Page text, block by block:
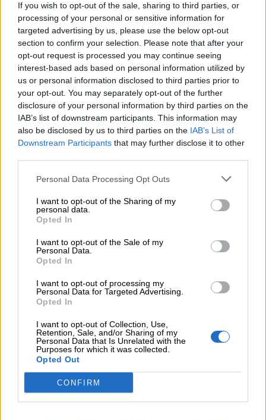
If you wish to opt-out of the sale, sharing to third parties, or
processing of your personal or sensitive information for
targeted advertising by us, please use the below opt-out
section to confirm your selection. Please note that after your
opt-out request is processed you may continue seeing
interest-based ads based on personal information utilized by
us or personal information disclosed to third parties prior to
your opt-out. You may separately opt-out of the further
disclosure of your personal information by third parties on the
IAB’s list of downstream participants. This information may
also be disclosed by us to third parties on the IAB’s List of
Downstream Participants that may further disclose it to other
Personal Data Processing Opt Outs
I want to opt-out of the Sharing of my
personal data.
Opted In
I want to opt-out of the Sale of my
Personal Data.
Opted In
I want to opt-out of processing my
Personal Data for Targeted Advertising.
Opted In
I want to opt-out of Collection, Use,
Retention, Sale, and/or Sharing of my
Personal Data that Is Unrelated with the
Purposes for which it was collected.
Opted Out
CONFIRM
La vita non è sopravvivere, ma vivere bene.
Non est vivere, sed valere vita est.
(Marziale)
È felice colui che si ritiene tale.
(Publilio Sirio)
La vita è breve per chi è felice, lunga per chi
soffre.
Felicibus brevis miseris vita longa.
Non è mai felice chi pensa alle sue paure.